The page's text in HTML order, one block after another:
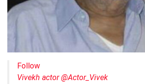
Follow
Vivekh actor @Actor_Vivek